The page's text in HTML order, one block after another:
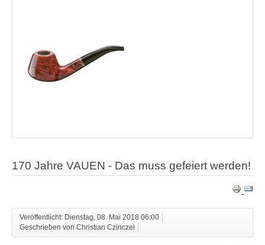
170 Jahre VAUEN - Das muss gefeiert werden!
Veröffentlicht: Dienstag, 08. Mai 2018 06:00
Geschrieben von Christian Czinczel